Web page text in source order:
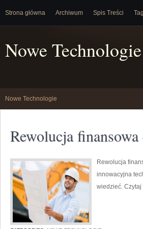
Strona główna Archiwum Spis Treści
Nowe Technologie
Nowe Technologie
Rewolucja
Rewolucja
innowacyjna
wiedzieć. Czytaj